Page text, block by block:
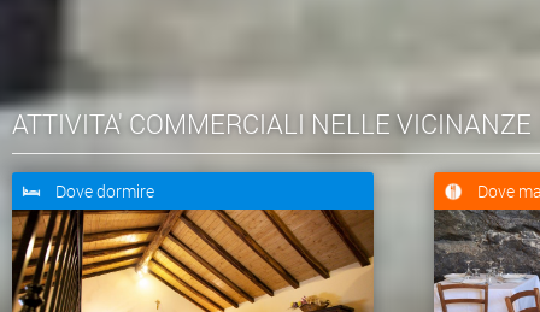
ATTIVITA' COMMERCIALI NELLE VICINANZE
Dove dormire Dove